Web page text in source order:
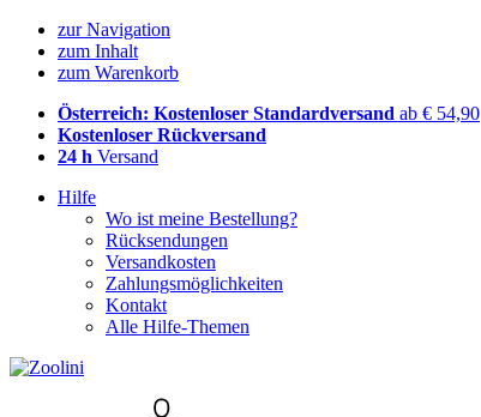
zur Navigation
zum Inhalt
zum Warenkorb
Österreich: Kostenloser Standardversand ab € 54,90
Kostenloser Rückversand
24 h Versand
Hilfe
Wo ist meine Bestellung?
Rücksendungen
Versandkosten
Zahlungsmöglichkeiten
Kontakt
Alle Hilfe-Themen